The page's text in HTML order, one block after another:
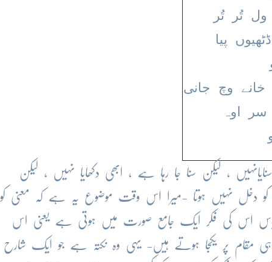
ول تُر تُر
پیا
وچ جانی
اوہ
، لیکن سنا جا رہا ہے ، ابھی دکھایا نہیں ، لیکن
کو دخل نہیں ہوتا -میرا اس وقت موضوع یہ ہے کہ معنی کو
پاس اس کی فکر ایک جامع صورت میں ہوتی ہے یعنی اس
مقام پر یکجا ہوتے ہیں- یہی وہ نکتہ ہے جو ایک شارح